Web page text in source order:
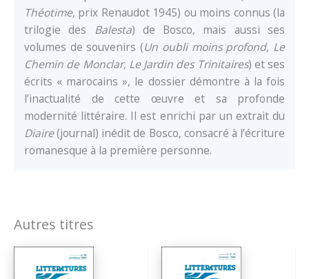
Théotime, prix Renaudot 1945) ou moins connus (la
trilogie des Balesta) de Bosco, mais aussi ses
volumes de souvenirs (Un oubli moins profond, Le
Chemin de Monclar, Le Jardin des Trinitaires) et ses
écrits « marocains », le dossier démontre à la fois
l’inactualité de cette œuvre et sa profonde
modernité littéraire. Il est enrichi par un extrait du
Diaire(journal) inédit de Bosco, consacré à l’écriture
romanesque à la première personne.
Autres titres